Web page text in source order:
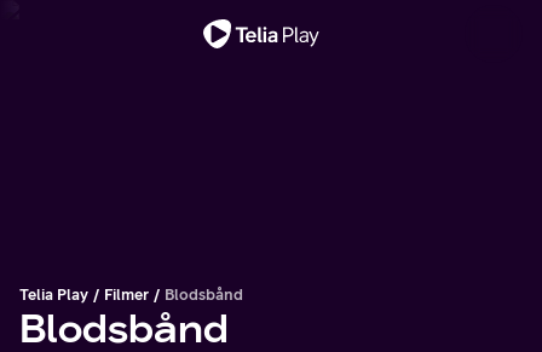
Telia Play Filmer Blodsbånd
Blodsbånd